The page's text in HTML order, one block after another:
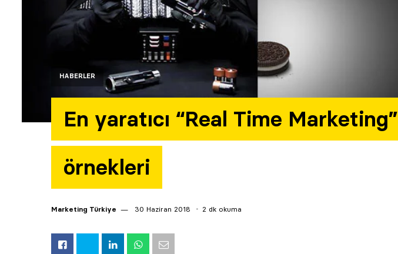
HABERLER
En yaratıcı “Real Time Marketing”
örnekleri
Marketing Türkiye 30 Haziran 2018 2 dk okuma